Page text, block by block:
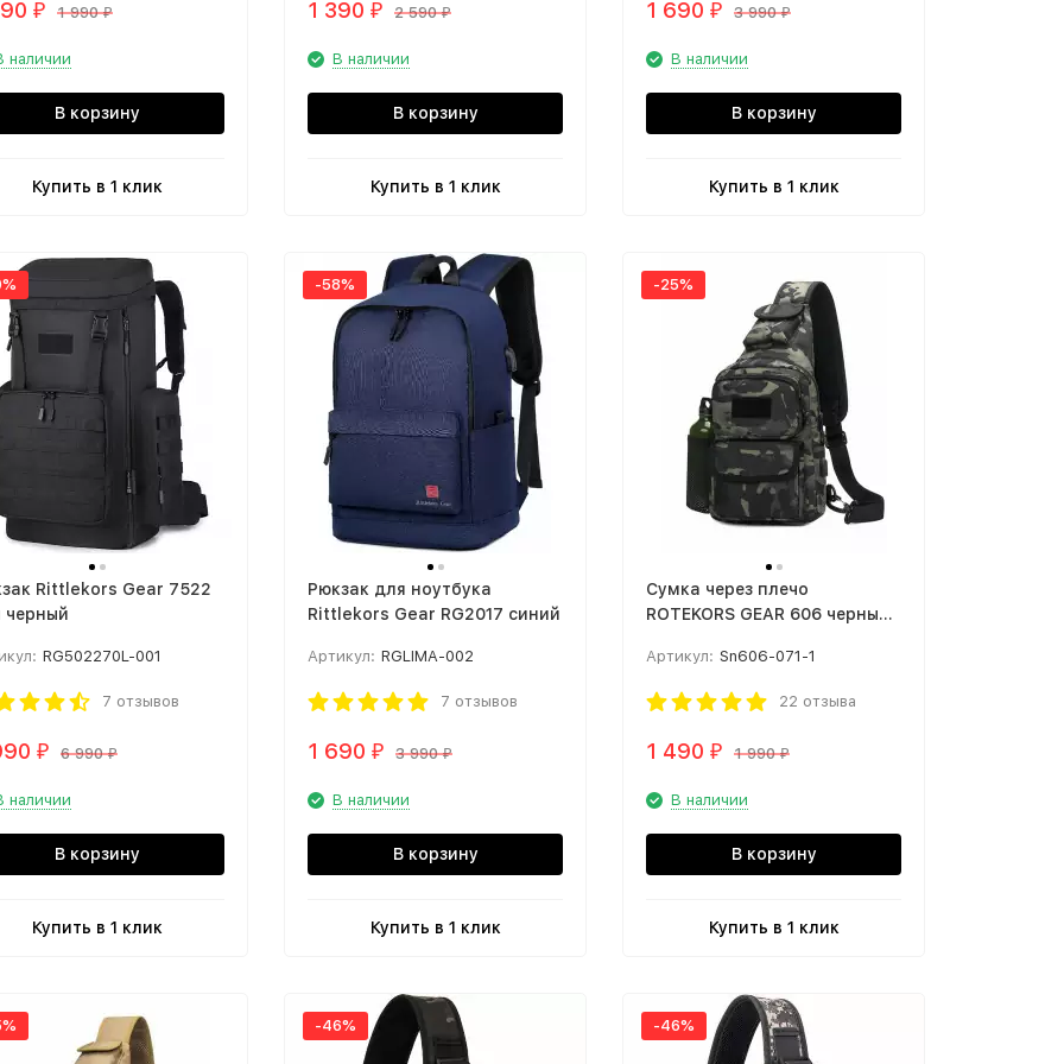
₽ 1 990₽
наличии
В корзину
Купить в 1 клик
1 390 ₽ 2 590₽
В наличии
В корзину
Купить в 1 клик
1 690 ₽ 3 990₽
В наличии
В корзину
Купить в 1 клик
Rittlekors Gear 7522
черный
RG502270L-001
7 отзывов
₽ 6 990₽
наличии
В корзину
Купить в 1 клик
-58%
Рюкзак для ноутбука
Rittlekors Gear RG2017 синий
Артикул: RGLIMA-002
7 отзывов
1 690 ₽ 3 990₽
В наличии
В корзину
Купить в 1 клик
-25%
Сумка через плечо
ROTEKORS GEAR 606 черный
Артикул: Sn606-071-1
22 отзыва
1 490 ₽ 1 990₽
В наличии
В корзину
Купить в 1 клик
-46% -46%